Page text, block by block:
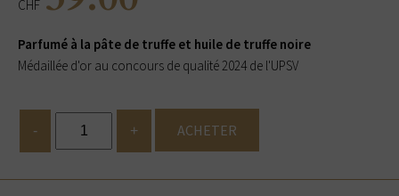
CHF
Parfumé à la pâte de truffe et huile de truffe noire
Médaillée d'or au concours de qualité 2024 de l'UPSV
ACHETER